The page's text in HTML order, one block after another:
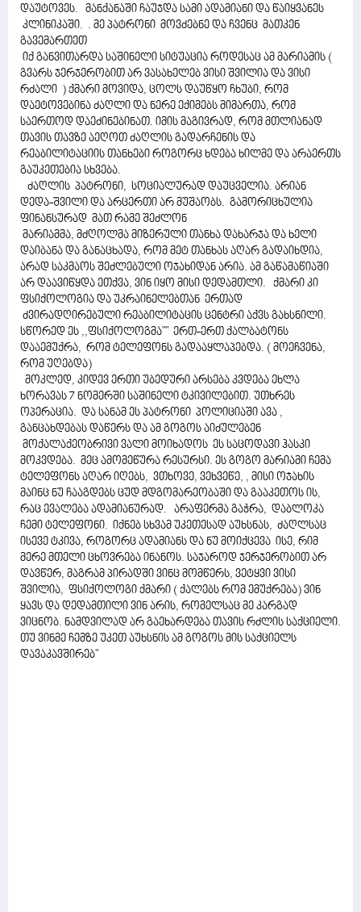
დაუტოვეს. მანქანაში ჩაუჯდა სამი ადამიანი და წაიყვანეს
კლინიკაში. . მე პატრონი მოვძებნე და ჩვენც მათკენ
გავემართეთ
იქ განვითარდა საშინელი სიტუაცია როდესაც ამ მარიამის (
გვარს ჯერჯერობით არ ვასახელებ ვისი შვილია და ვისი
რძალი ) ქმარი მოვიდა, ცოლს დაუწყო ჩხუბი, რომ
დაეტოვებინა ძაღლი და ნერე ექიმებს მიმართა, რომ
საერთოდ დაეძინებინათ. იმის მაგივრად, რომ მთლიანად
თავის თავზე აეღოთ ძაღლის გადარჩენის და
რეაბილიტაციის თანხები როგორც ხდება ხილმე და არაერთს
გაუკეთებია სხვება.
ძაღლის პატრონი, სოციალურად დაუცველია. არიან
დედა-შვილი და არცერთი არ მუშაობს. გამორიცხულია
ფინანსურად მათ რამე შეძლონ
მარიამმა, მძღოლმა მიზერული თანხა დახარჯა და ხელი
დაიბანა და განაცხადა, რომ მეტ თანხას აღარ გადაიხდია,
არად საკმაოს შეძლებული ოჯახიდან არია. ამ გაწამაწიაში
არ დაავიწყდა ეთქვა, ვინ იყო მისი დედამთლი. ქმარი კი
ფსიქოლოგია და უკრაინელებთან ერთად
ძვირადღირებული რეაბილიტაცის ცენტრი აქვს გახსნილი.
სწორედ ეს ,,ფსიქოლოგმა"" ერთ-ერთ ქალბატონს
დააემუქრა, რომ ტელეფონს გადააყლაპებდა. ( მოეჩვენა,
რომ უღებდა)
მოკლედ, კიდევ ერთი უბედური არსება კვდება ეხლა
ხორავას 7 ნომერში საშინელი ტკივილებით. უთხრეს
ოპერაცია. და სანამ ეს პატრონი პოლიციაში ავა ,
განცახდებას დაწერს და ამ გოგოს აიძულებენ
მოქალაქეობრივი ვალი მოიხადოს ეს საცოდავი ჰასკი
მოკვდება. მეც ამომეწურა რესურსი. ეს გოგო მარიამი ჩემა
ტელეფონს აღარ იღებს, ვთხოვე, ვეხვეწე, , მისი ოჯახის
მაინც ნუ ჩააგდებს ცუდ მდგომარეობაში და გააკეთოს ის,
რაც ევალება ადამიანურად. არაფერმა გაჭრა, დაბლოკა
ჩემი ტელეფონი. იქნებ სხვამ უკეთესად აუხსნას, ძაღლსაც
ისევე ტკივა, როგორც ადამიანს და ნუ მოიქცევა ისე, რიმ
მერე მთელი ცხოვრება ინანოს. საჯაროდ ჯერჯერობით არ
დავწერ, მაგრამ პირადში ვინც მომწერს, ვეტყვი ვისი
შვილია, ფსიქოლოგი ქმარი ( ქალებს რომ ემუქრება) ვინ
ყავს და დედამთილი ვინ არის, რომელსაც მე კარგად
ვიცნობ. ნამდვილად არ გაეხარდება თავის რძლის საქციელი.
თუ ვინმე ჩემზე უკეთ აუხსნის ამ გოგოს მის საქციელს
დავაკავშირებ"